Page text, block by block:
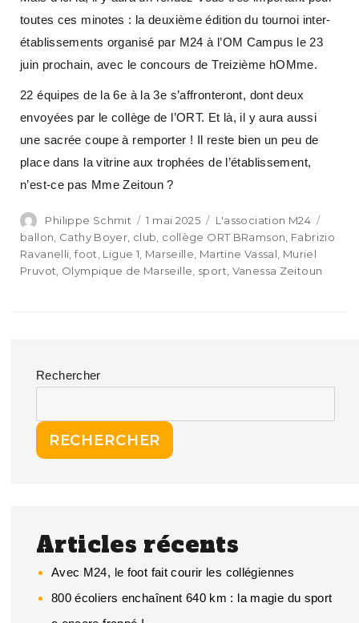
toutes ces minotes : la deuxième édition du tournoi inter-
établissements organisé par M24 à l’OM Campus le 23
juin prochain, avec le concours de Treizième hOMme.
22 équipes de la 6e à la 3e s’affronteront, dont deux
envoyées par le collège de l’ORT. Et là, il y aura aussi
une sacrée coupe à remporter ! Il reste bien un peu de
place dans la vitrine aux trophées de l’établissement,
n’est-ce pas Mme Zeitoun ?
Philippe Schmit 1 mai 2025
L'association M24
ballon Cathy Boyer club collège ORT BRamson Fabrizio
Ravanelli ,foot Ligue 1 Marseille Martine Vassal Muriel
Pruvot Olympique de Marseille sport Vanessa Zeitoun
Rechercher
RECHERCHER
Articles récents
Avec M24, le foot fait courir les collégiennes
800 écoliers enchaînent 640 km : la magie du sport